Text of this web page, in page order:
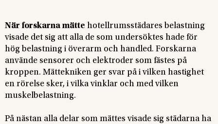
När forskarna mätte hotellrumsstädares belastning
visade det sig att alla de som undersöktes hade för
hög belastning i överarm och handled. Forskarna
använde sensorer och elektroder som fästes på
kroppen. Mättekniken ger svar på i vilken hastighet
en rörelse sker, i vilka vinklar och med vilken
muskelbelastning.
På nästan alla delar som mättes visade sig städarna ha